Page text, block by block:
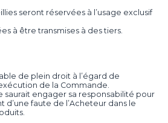
seront réservées à l’usage exclusif
à être transmises à des tiers.
de plein droit à l’égard de
de la Commande.
saurait engager sa responsabilité pour
d’une faute de l’Acheteur dans le